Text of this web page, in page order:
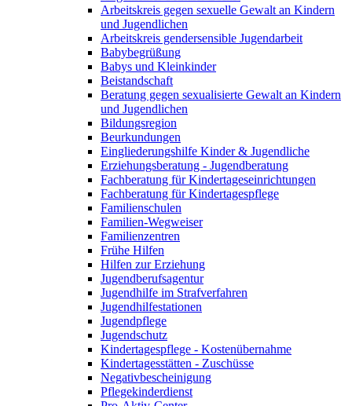
Arbeitskreis gegen sexuelle Gewalt an Kindern
und Jugendlichen
Arbeitskreis gendersensible Jugendarbeit
Babybegrüßung
Babys und Kleinkinder
Beistandschaft
Beratung gegen sexualisierte Gewalt an Kindern
und Jugendlichen
Bildungsregion
Beurkundungen
Eingliederungshilfe Kinder & Jugendliche
Erziehungsberatung - Jugendberatung
Fachberatung für Kindertageseinrichtungen
Fachberatung für Kindertagespflege
Familienschulen
Familien-Wegweiser
Familienzentren
Frühe Hilfen
Hilfen zur Erziehung
Jugendberufsagentur
Jugendhilfe im Strafverfahren
Jugendhilfestationen
Jugendpflege
Jugendschutz
Kindertagespflege - Kostenübernahme
Kindertagesstätten - Zuschüsse
Negativbescheinigung
Pflegekinderdienst